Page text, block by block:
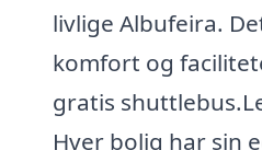
livlige Albufeira.
komfort og
gratis
Hver bolig har sin